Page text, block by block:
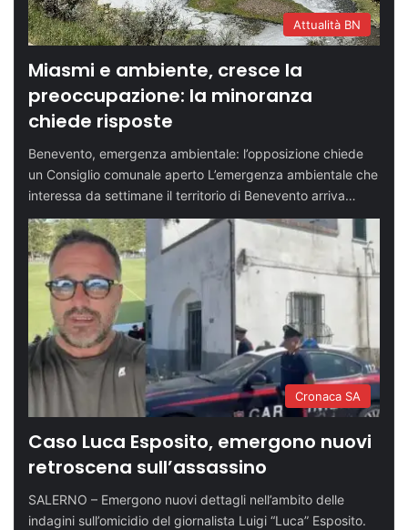
Attualità BN
Miasmi e ambiente, cresce la
preoccupazione: la minoranza
chiede risposte
Benevento, emergenza ambientale: l’opposizione chiede
un Consiglio comunale aperto L’emergenza ambientale che
interessa da settimane il territorio di Benevento arriva…
Cronaca SA
Caso Luca Esposito, emergono nuovi
retroscena sull’assassino
SALERNO – Emergono nuovi dettagli nell’ambito delle
indagini sull’omicidio del giornalista Luigi “Luca” Esposito.